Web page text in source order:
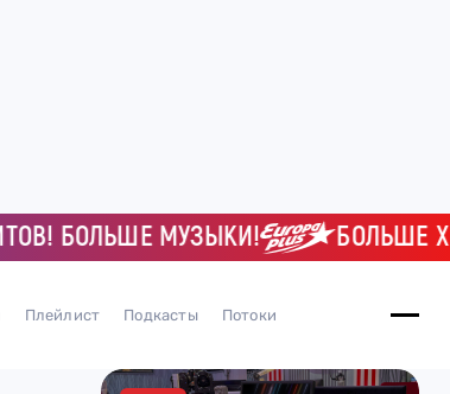
БОЛЬШЕ МУЗЫКИ! БОЛЬШЕ
Плейлист Подкасты Потоки